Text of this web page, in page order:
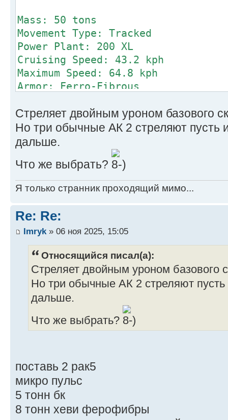
Armor Factor
Internal
Structure
Front 5
R/L Side 5/5
Rear 5
Turret 5
Weapons
and Ammo Location
Micro Pulse Laser
3 AC/2 Turret
AC/2 Ammo (270)
Mass: 50 tons
Movement Type: Tracked
Power Plant: 200 XL
Cruising Speed: 43.2 kph
Maximum Speed: 64.8 kph
Armor: Ferro-Fibrous
1 Micro Pulse Laser
5 Light AC/2
Manufacturer: Unknown
Primary Factory: Unknown
Communication System: Unknown
Targeting & Tracking System:
Introduction Year: 3145
Tech Rating/Availability: F/X-X-X-
Cost: 5,248,000 C-bills
Type: New
Technology Base: Mixed (Advanced)
Movement Type: Tracked
Tonnage: 50
Battle Value: 708
Cruising MP: 4
Flank MP: 6
Heat
Control
Стреляет двойным уроном базового
Но три обычные АК 2 стреляют пусть
дальше.
Что же выбрать?
Я только странник проходящий мимо...
Re: Re:
Imryk » 06 ноя 2025, 15:05
Относящийся писал(а):
Стреляет двойным уроном базового
Но три обычные АК 2 стреляют
дальше.
Что же выбрать?
поставь 2 рак5
микро пульс
5 тонн бк
8 тонн хеви ферофибры